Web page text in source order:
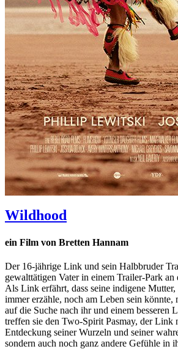
Wildhood
ein Film von Bretten Hannam
Der 16-jährige Link und sein Halbbruder
gewalttätigen Vater in einem Trailer-Park an
Als Link erfährt, dass seine indigene Mutter,
immer erzähle, noch am Leben sein könnte,
auf die Suche nach ihr und einem besseren
treffen sie den Two-Spirit Pasmay, der Link
Entdeckung seiner Wurzeln und seiner
sondern auch noch ganz andere Gefühle in